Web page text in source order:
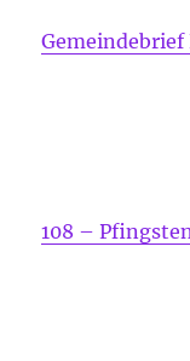
Gemeindebrief
108 –